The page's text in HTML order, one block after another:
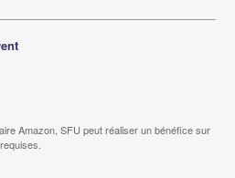
Amazon, SFU peut réaliser un bénéfice sur